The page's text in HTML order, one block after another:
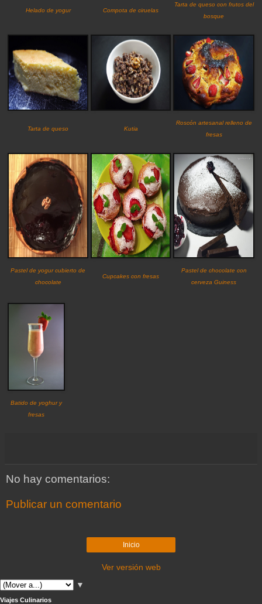
Helado de yogur Compota de ciruelas
Tarta de queso con frutos del
bosque
Tarta de queso Kutia
Roscón artesanal relleno de
fresas
Pastel de yogur cubierto de
chocolate
Cupcakes con fresas
Pastel de chocolate con
cerveza Guiness
Batido de yoghur y
fresas
No hay comentarios:
Publicar un comentario
Inicio
Ver versión web
▼
Viajes Culinarios